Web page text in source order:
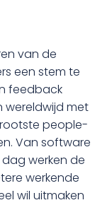
van de
een stem te
feedback
wereldwijd met
people-
Van software
werken de
werkende
wil uitmaken